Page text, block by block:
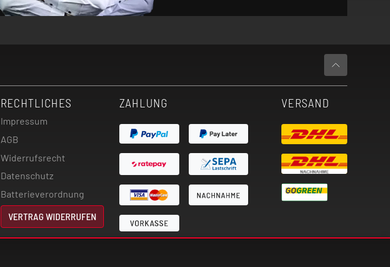
RECHTLICHES
Impressum
AGB
Widerrufsrecht
Datenschutz
Batterieverordnung
VERTRAG WIDERRUFEN
ZAHLUNG VERSAND